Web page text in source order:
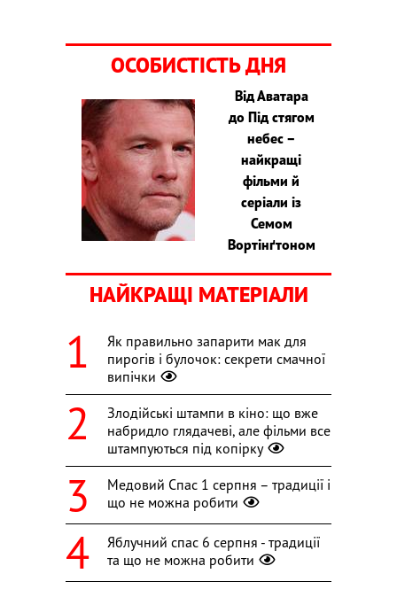
ОСОБИСТІСТЬ ДНЯ
Від Аватара
до Під стягом
небес –
найкращі
фільми й
серіали із
Семом
Вортінґтоном
НАЙКРАЩІ МАТЕРІАЛИ
Як правильно запарити мак для
пирогів і булочок: секрети смачної
випічки
Злодійські штампи в кіно: що вже
набридло глядачеві, але фільми все
штампуються під копірку
Медовий Спас 1 серпня – традиції і
що не можна робити
Яблучний спас 6 серпня - традиції
та що не можна робити